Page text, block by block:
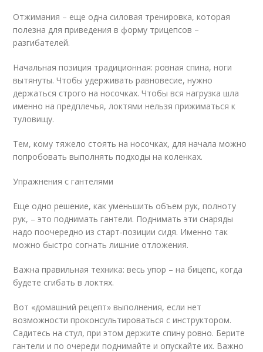
Отжимания – еще одна силовая тренировка, которая
полезна для приведения в форму трицепсов –
разгибателей.
Начальная позиция традиционная: ровная спина, ноги
вытянуты. Чтобы удерживать равновесие, нужно
держаться строго на носочках. Чтобы вся нагрузка шла
именно на предплечья, локтями нельзя прижиматься к
туловищу.
Тем, кому тяжело стоять на носочках, для начала можно
попробовать выполнять подходы на коленках.
Упражнения с гантелями
Еще одно решение, как уменьшить объем рук, полноту
рук, – это поднимать гантели. Поднимать эти снаряды
надо поочередно из старт-позиции сидя. Именно так
можно быстро согнать лишние отложения.
Важна правильная техника: весь упор – на бицепс, когда
будете сгибать в локтях.
Вот «домашний рецепт» выполнения, если нет
возможности проконсультироваться с инструктором.
Садитесь на стул, при этом держите спину ровно. Берите
гантели и по очереди поднимайте и опускайте их. Важно